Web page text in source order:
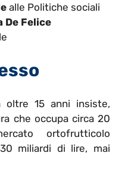
alle Politiche sociali
De Felice
15 anni insiste,
che occupa circa 20
ortofrutticolo
miliardi di lire, mai